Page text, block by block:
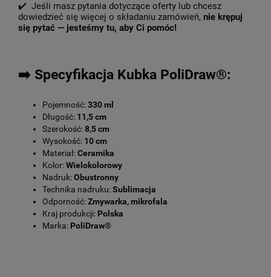
✔️ Jeśli masz pytania dotyczące oferty lub chcesz
dowiedzieć się więcej o składaniu zamówień, nie krępuj
się pytać — jesteśmy tu, aby Ci pomóc!
➡️ Specyfikacja Kubka PoliDraw®:
Pojemność:330 ml
Długość: 11,5 cm
Szerokość:8,5 cm
Wysokość: 10 cm
Materiał:Ceramika
Kolor:Wielokolorowy
Nadruk:Obustronny
Technika nadruku:Sublimacja
Odporność:Zmywarka, mikrofala
Kraj produkcji: Polska
Marka: PoliDraw®